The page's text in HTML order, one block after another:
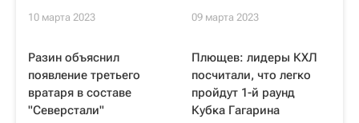
10 марта 2023 09 марта 2023
Разин объяснил
появление третьего
вратаря в составе
"Северстали"
Плющев: лидеры КХЛ
посчитали, что легко
пройдут 1-й раунд
Кубка Гагарина